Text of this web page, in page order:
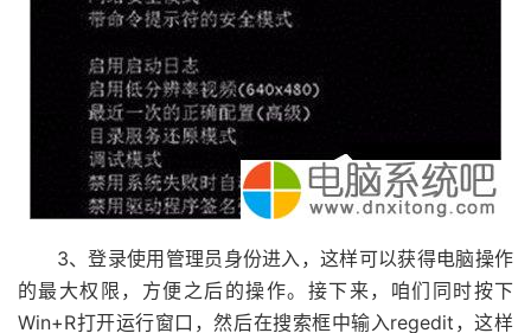
3、登录使用管理员身份进入，这样可以获得电脑操作
的最大权限，方便之后的操作。接下来，咱们同时按下
Win+R打开运行窗口，然后在搜索框中输入regedit，这样